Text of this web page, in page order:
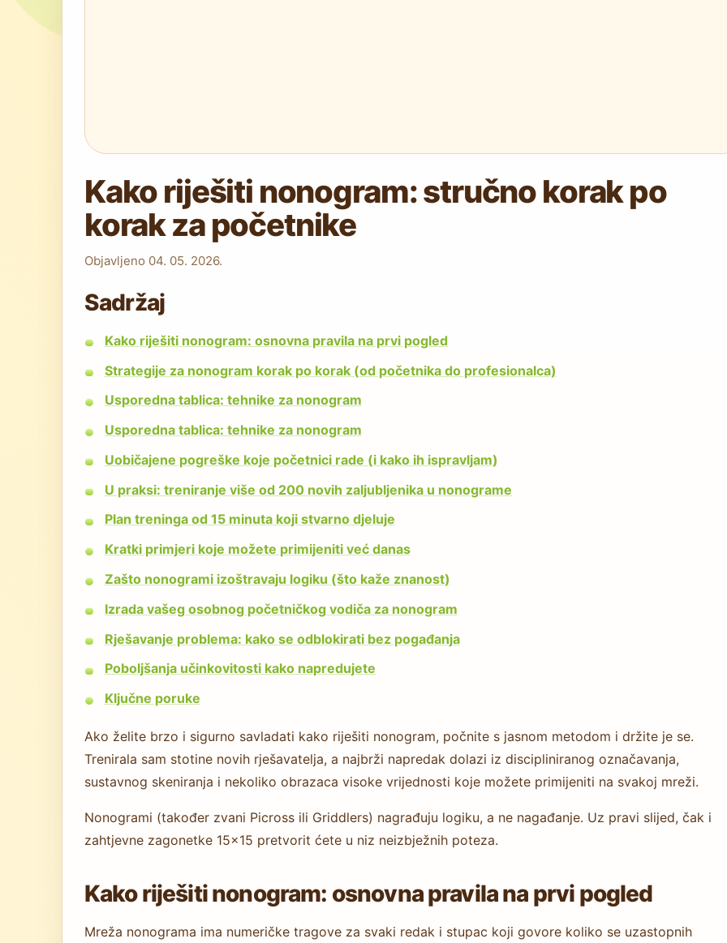
Kako riješiti nonogram: stručno korak po
korak za početnike
Objavljeno 04. 05. 2026.
Sadržaj
Kako riješiti nonogram: osnovna pravila na prvi pogled
Strategije za nonogram korak po korak (od početnika do profesionalca)
Usporedna tablica: tehnike za nonogram
Usporedna tablica: tehnike za nonogram
Uobičajene pogreške koje početnici rade (i kako ih ispravljam)
U praksi: treniranje više od 200 novih zaljubljenika u nonograme
Plan treninga od 15 minuta koji stvarno djeluje
Kratki primjeri koje možete primijeniti već danas
Zašto nonogrami izoštravaju logiku (što kaže znanost)
Izrada vašeg osobnog početničkog vodiča za nonogram
Rješavanje problema: kako se odblokirati bez pogađanja
Poboljšanja učinkovitosti kako napredujete
Ključne poruke
Ako želite brzo i sigurno savladati kako riješiti nonogram, počnite s jasnom metodom i držite je se.
Trenirala sam stotine novih rješavatelja, a najbrži napredak dolazi iz discipliniranog označavanja,
sustavnog skeniranja i nekoliko obrazaca visoke vrijednosti koje možete primijeniti na svakoj mreži.
Nonogrami (također zvani Picross ili Griddlers) nagrađuju logiku, a ne nagađanje. Uz pravi slijed, čak i
zahtjevne zagonetke 15×15 pretvorit ćete u niz neizbježnih poteza.
Kako riješiti nonogram: osnovna pravila na prvi pogled
Mreža nonograma ima numeričke tragove za svaki redak i stupac koji govore koliko se uzastopnih